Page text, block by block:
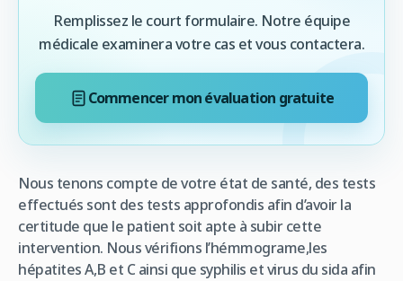
Remplissez le court formulaire. Notre équipe
médicale examinera votre cas et vous contactera.
Commencer mon évaluation gratuite
Nous tenons compte de votre état de santé, des tests
effectués sont des tests approfondis afin d’avoir la
certitude que le patient soit apte à subir cette
intervention. Nous vérifions l’hémmograme,les
hépatites A,B et C ainsi que syphilis et virus du sida afin